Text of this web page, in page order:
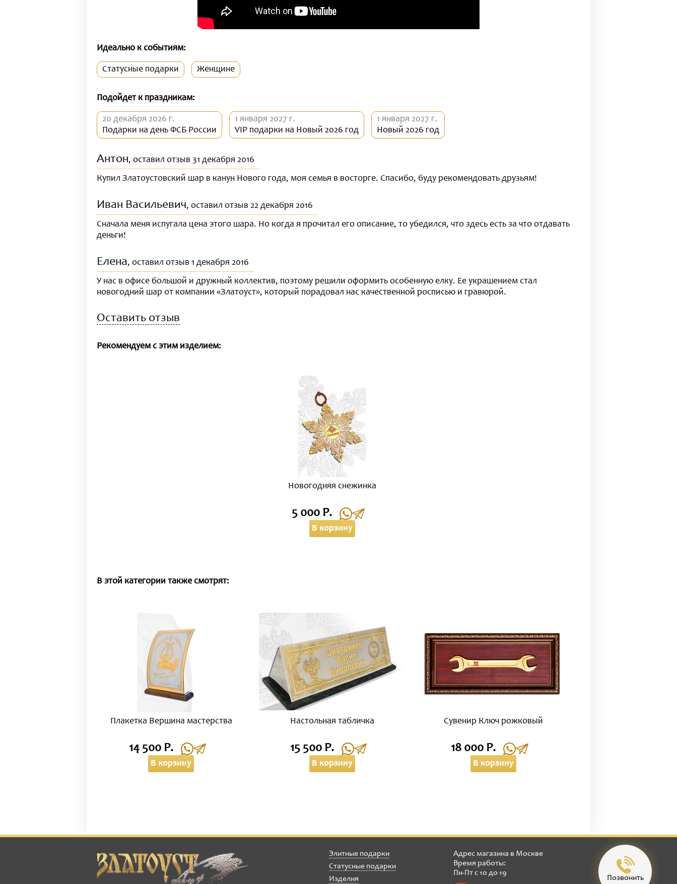
Идеально к событиям:
Статусные подарки Женщине
Подойдет к праздникам:
20 декабря 2026 г.
Подарки на день ФСБ России
1 января 2027 г.
VIP подарки на Новый 2026 год
1 января 2027 г.
Новый 2026 год
Антон, оставил отзыв 31 декабря 2016
Купил Златоустовский шар в канун Нового года, моя семья в восторге. Спасибо, буду рекомендовать друзьям!
Иван Васильевич, оставил отзыв 22 декабря 2016
Сначала меня испугала цена этого шара. Но когда я прочитал его описание, то убедился, что здесь есть за что отдавать
деньги!
Елена, оставил отзыв 1 декабря 2016
У нас в офисе большой и дружный коллектив, поэтому решили оформить особенную елку. Ее украшением стал
новогодний шар от компании «Златоуст», который порадовал нас качественной росписью и гравюрой.
Оставить отзыв
Рекомендуем с этим изделием:
Новогодняя снежинка
5 000 Р.
В корзину
В этой категории также смотрят:
Плакетка Вершина мастерства
14 500 Р.
В корзину
Настольная табличка
15 500 Р.
В корзину
Сувенир Ключ рожковый
18 000 Р.
В корзину
Позвонить
Элитные подарки
Статусные подарки
Изделия
Адрес магазина в Москве
Время работы:
Пн-Пт с 10 до 19